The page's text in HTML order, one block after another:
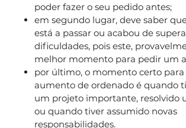
poder fazer o seu pedido antes;
em segundo lugar, deve saber
está a passar ou acabou de
dificuldades, pois este,
melhor momento para pedir um
por último, o momento certo
aumento de ordenado é quando
um projeto importante, resolvido
ou quando tiver assumido novas
responsabilidades.